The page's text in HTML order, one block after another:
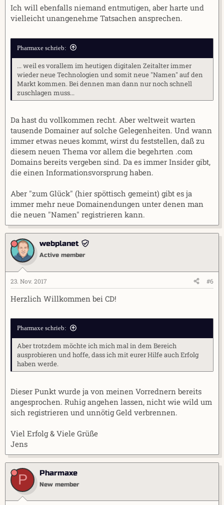
Ich will ebenfalls niemand entmutigen, aber harte und
vielleicht unangenehme Tatsachen ansprechen.
Pharmaxe schrieb:
... weil es vorallem im heutigen digitalen Zeitalter immer
wieder neue Technologien und somit neue "Namen" auf den
Markt kommen. Bei dennen man dann nur noch schnell
zuschlagen muss...
Da hast du vollkommen recht. Aber weltweit warten
tausende Domainer auf solche Gelegenheiten. Und wann
immer etwas neues kommt, wirst du feststellen, daß zu
diesem neuen Thema vor allem die begehrten .com
Domains bereits vergeben sind. Da es immer Insider gibt,
die einen Informationsvorsprung haben.
Aber "zum Glück" (hier spöttisch gemeint) gibt es ja
immer mehr neue Domainendungen unter denen man
die neuen "Namen" registrieren kann.
webplanet
Active member
23. Nov. 2017 #6
Herzlich Willkommen bei CD!
Pharmaxe schrieb:
Aber trotzdem möchte ich mich mal in dem Bereich
ausprobieren und hoffe, dass ich mit eurer Hilfe auch Erfolg
haben werde.
Dieser Punkt wurde ja von meinen Vorrednern bereits
angesprochen. Ruhig angehen lassen, nicht wie wild um
sich registrieren und unnötig Geld verbrennen.
Viel Erfolg & Viele Grüße
Jens
P Pharmaxe
New member